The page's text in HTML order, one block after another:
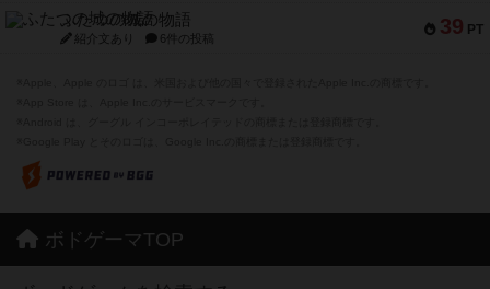
39 PT
ふたつの城の物語
紹介文あり 6件の投稿
ボドゲーマTOP